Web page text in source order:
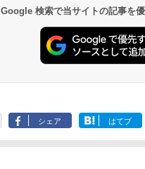
Google 検索で当サイトの記事を
シェア はてブ